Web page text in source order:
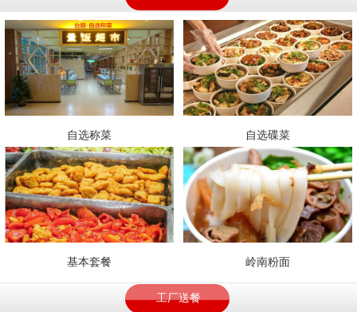
自选称菜 自选碟菜
基本套餐 岭南粉面
工厂送餐